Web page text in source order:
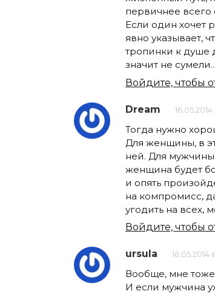
первичнее всего
Если один хочет
явно указывает,
тропинки к душе
значит не
Войдите, чтобы
Dream 16.05.2014
Тогда нужно
Для женщины, в
ней. Для мужчины
женщина будет
и опять
на компромисс,
угодить на всех,
Войдите, чтобы
ursula 16.05.2014
Вообще, мне
И если мужчина